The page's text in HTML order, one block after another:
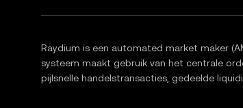
Raydium is een automated market maker
systeem maakt gebruik van het centrale
pijlsnelle handelstransacties, gedeelde